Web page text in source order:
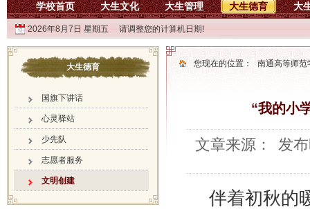
学校首页 大生文化 大生管理 大生德育 大
2026年8月7日 星期五 请调整您的计算机日期!
大生德育
国旗下讲话
心灵驿站
少先队
志愿者服务
文明创建
您现在的位置： 南通高等师范
“我的小
文章来源： 发
伴着初秋的